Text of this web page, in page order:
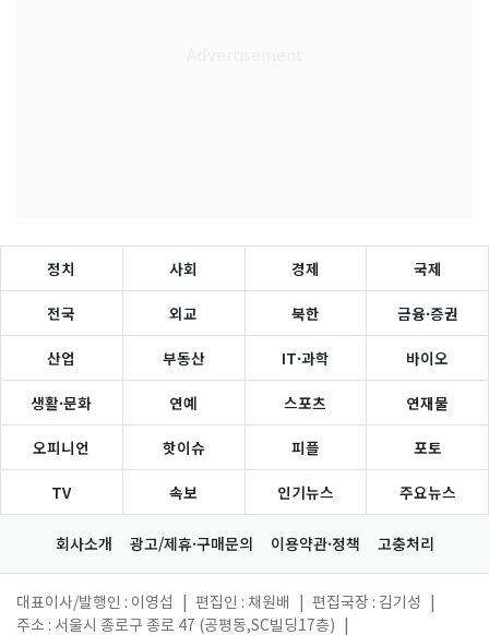
정치 사회 경제 국제
전국 외교 북한 금융·증권
산업 부동산 IT·과학 바이오
생활·문화 연예 스포츠 연재물
오피니언 핫이슈 피플 포토
TV 속보 인기뉴스 주요뉴스
회사소개 광고/제휴·구매문의 이용약관·정책 고충처리
대표이사/발행인 : 이영섭 편집인 : 채원배 편집국장 : 김기성
주소 : 서울시 종로구 종로 47 (공평동,SC빌딩17층)